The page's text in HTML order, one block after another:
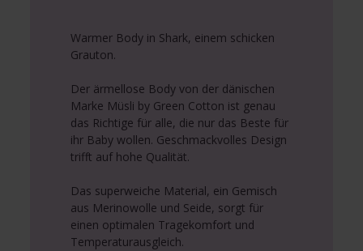
Warmer Body in Shark, einem schicken
Grauton.
Der ärmellose Body von der dänischen
Marke Müsli by Green Cotton ist genau
das Richtige für alle, die nur das Beste für
ihr Baby wollen. Geschmackvolles Design
trifft auf hohe Qualität.
Das superweiche Material, ein Gemisch
aus Merinowolle und Seide, sorgt für
einen optimalen Tragekomfort und
Temperaturausgleich.